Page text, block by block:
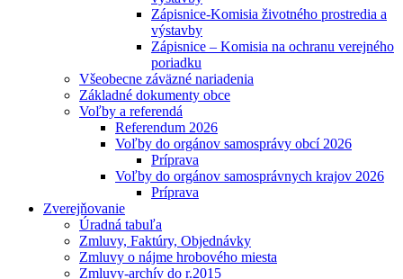
Zápisnice-Komisia životného prostredia a
výstavby
Zápisnice – Komisia na ochranu verejného
poriadku
Všeobecne záväzné nariadenia
Základné dokumenty obce
Voľby a referendá
Referendum 2026
Voľby do orgánov samosprávy obcí 2026
Príprava
Voľby do orgánov samosprávnych krajov 2026
Príprava
Zverejňovanie
Úradná tabuľa
Zmluvy, Faktúry, Objednávky
Zmluvy o nájme hrobového miesta
Zmluvy-archív do r.2015